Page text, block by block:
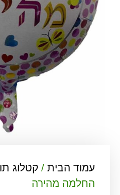
עמוד הבית / קטלוג
החלמה מהירה